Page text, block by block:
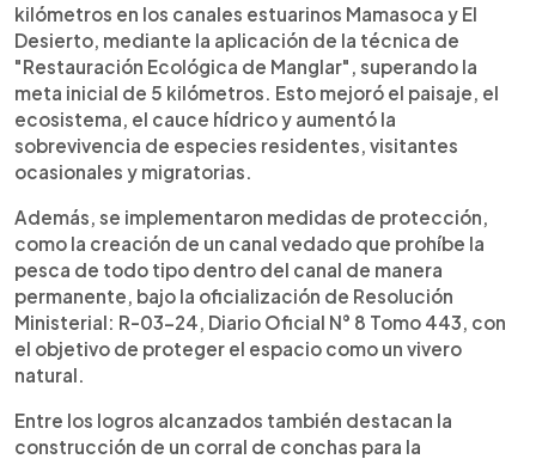
kilómetros en los canales estuarinos Mamasoca y El
Desierto, mediante la aplicación de la técnica de
"Restauración Ecológica de Manglar", superando la
meta inicial de 5 kilómetros. Esto mejoró el paisaje, el
ecosistema, el cauce hídrico y aumentó la
sobrevivencia de especies residentes, visitantes
ocasionales y migratorias.
Además, se implementaron medidas de protección,
como la creación de un canal vedado que prohíbe la
pesca de todo tipo dentro del canal de manera
permanente, bajo la oficialización de Resolución
Ministerial: R-03-24, Diario Oficial N° 8 Tomo 443, con
el objetivo de proteger el espacio como un vivero
natural.
Entre los logros alcanzados también destacan la
construcción de un corral de conchas para la